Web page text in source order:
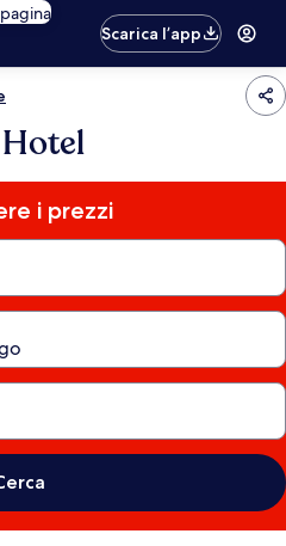
Scarica l’app
i prezzi